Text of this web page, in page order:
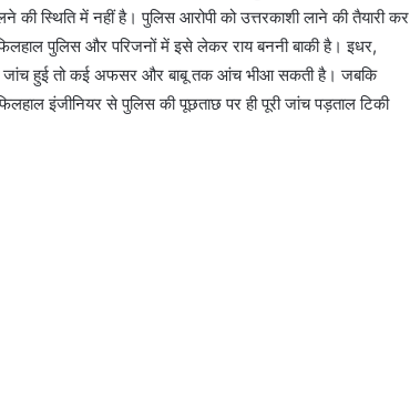
स्थिति में नहीं है। पुलिस आरोपी को उत्तरकाशी लाने की तैयारी कर
पुलिस और परिजनों में इसे लेकर राय बननी बाकी है। इधर,
जांच हुई तो कई अफसर और बाबू तक आंच भीआ सकती है। जबकि
इंजीनियर से पुलिस की पूछताछ पर ही पूरी जांच पड़ताल टिकी